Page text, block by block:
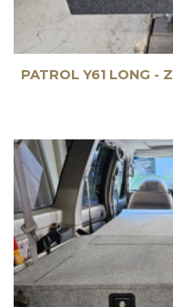
PATROL Y61 LONG -